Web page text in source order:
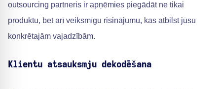
outsourcing partneris ir apņēmies piegādāt ne tikai
produktu, bet arī veiksmīgu risinājumu, kas atbilst jūsu
konkrētajām vajadzībām.
Klientu atsauksmju dekodēšana